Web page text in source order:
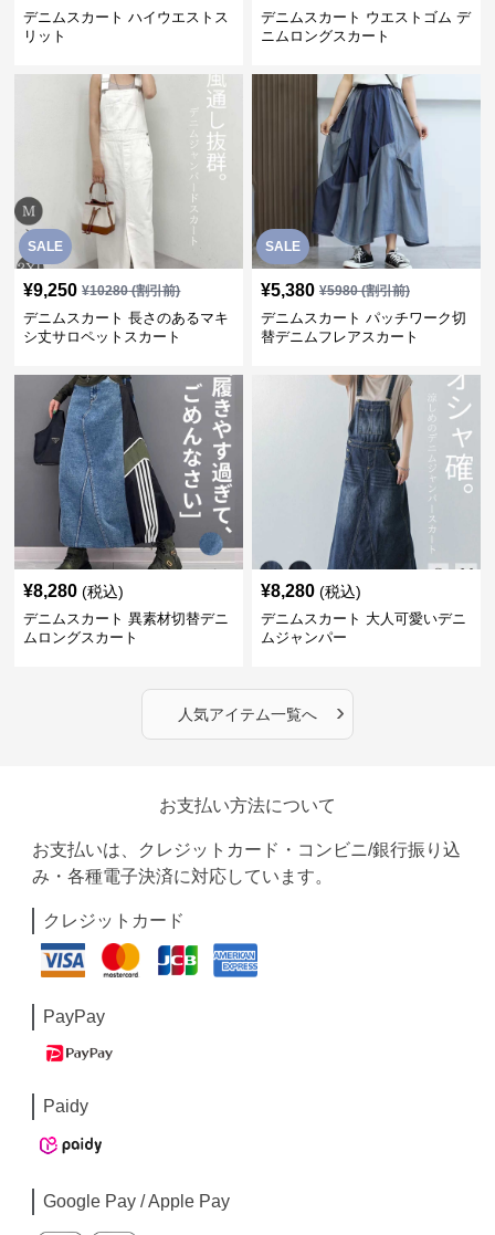
デニムスカート ハイウエストス
リット
デニムスカート ウエストゴム デ
ニムロングスカート
SALE
¥9,250 ¥10280(割引前)
デニムスカート 長さのあるマキ
シ丈サロペットスカート
SALE
¥5,380 ¥5980(割引前)
デニムスカート パッチワーク切
替デニムフレアスカート
¥8,280 (税込)
デニムスカート 異素材切替デニ
ムロングスカート
¥8,280 (税込)
デニムスカート 大人可愛いデニ
ムジャンパー
人気アイテム一覧へ ›
お支払い方法について
お支払いは、クレジットカード・コンビニ/銀行振り込
み・各種電子決済に対応しています。
クレジットカード
PayPay
Paidy
Google Pay / Apple Pay